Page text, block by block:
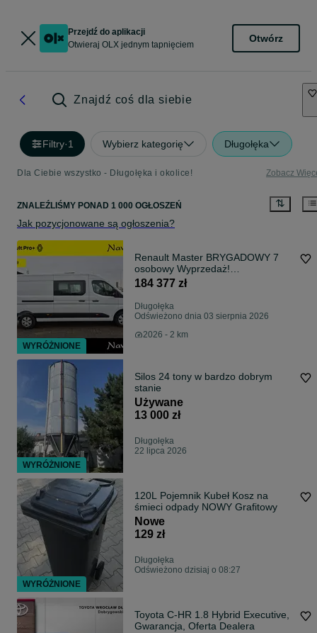
Przejdź do aplikacji
Otwieraj OLX jednym tapnięciem
Otwórz
Znajdź coś dla siebie
Filtry·1 Wybierz kategorię Długołęka
Dla Ciebie wszystko - Długołęka i okolice! Zobacz
ZNALEŹLIŚMY PONAD 1 000 OGŁOSZEŃ
Jak pozycjonowane są ogłoszenia?
Renault Master BRYGADOWY 7
osobowy Wyprzedaż!
BRYGADOWY L3H2 150km Od
184 377 zł
Długołęka
Odświeżono dnia 03 sierpnia 2026
2026 - 2 km
Silos 24 tony w bardzo dobrym
stanie
Używane
13 000 zł
Długołęka
22 lipca 2026
120L Pojemnik Kubeł Kosz na
śmieci odpady NOWY Grafitowy
Nowe
129 zł
Długołęka
Odświeżono dzisiaj o 08:27
Toyota C-HR 1.8 Hybrid Executive,
Gwarancja, Oferta Dealera
WYRÓŻNIONE
WYRÓŻNIONE
WYRÓŻNIONE